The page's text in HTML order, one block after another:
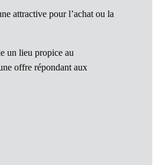
attractive pour l’achat ou la
un lieu propice au
offre répondant aux